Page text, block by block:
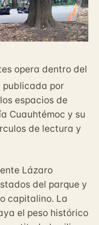
opera dentro del
publicada por
espacios de
Cuauhtémoc y su
de lectura y
Lázaro
del parque y
capitalino. La
el peso histórico